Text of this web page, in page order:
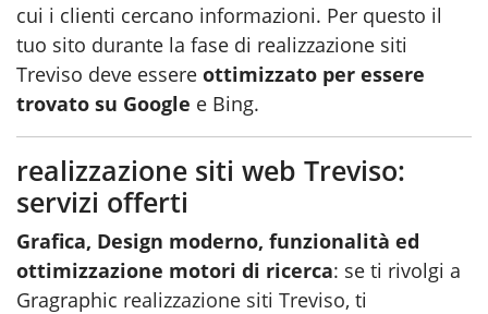
cui i clienti cercano informazioni. Per questo il
tuo sito durante la fase di realizzazione siti
Treviso deve essere ottimizzato per essere
trovato su Google e Bing.
realizzazione siti web Treviso:
servizi offerti
Grafica, Design moderno, funzionalità ed
ottimizzazione motori di ricerca: se ti rivolgi a
Gragraphic realizzazione siti Treviso, ti